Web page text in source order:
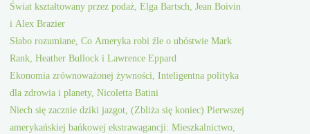
Świat kształtowany przez podaż, Elga Bartsch, Jean Boivin
i Alex Brazier
Słabo rozumiane, Co Ameryka robi źle o ubóstwie Mark
Rank, Heather Bullock i Lawrence Eppard
Ekonomia zrównoważonej żywności, Inteligentna polityka
dla zdrowia i planety, Nicoletta Batini
Niech się zacznie dziki jazgot, (Zbliża się koniec) Pierwszej
amerykańskiej bańkowej ekstrawagancji: Mieszkalnictwo,